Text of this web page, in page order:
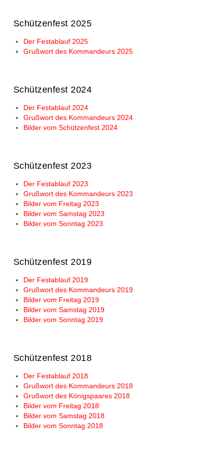
Schützenfest 2025
Der Festablauf 2025
Grußwort des Kommandeurs 2025
Schützenfest 2024
Der Festablauf 2024
Grußwort des Kommandeurs 2024
Bilder vom Schützenfest 2024
Schützenfest 2023
Der Festablauf 2023
Grußwort des Kommandeurs 2023
Bilder vom Freitag 2023
Bilder vom Samstag 2023
Bilder vom Sonntag 2023
Schützenfest 2019
Der Festablauf 2019
Grußwort des Kommandeurs 2019
Bilder vom Freitag 2019
Bilder vom Samstag 2019
Bilder vom Sonntag 2019
Schützenfest 2018
Der Festablauf 2018
Grußwort des Kommandeurs 2018
Grußwort des Königspaares 2018
Bilder vom Freitag 2018
Bilder vom Samstag 2018
Bilder vom Sonntag 2018